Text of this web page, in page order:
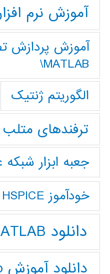
آموزش نرم
آموزش پردازش
MATLAB\
الگوریتم ژنتیک
ترفندهای متلب
جعبه ابزار
خودآموز HSPICE
دانلود MATLAB
دانلود آموزش Matlab